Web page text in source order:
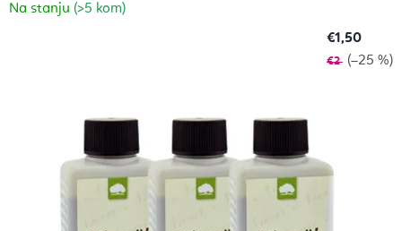
r
Na stanju (>5 kom)
€1,50
€2 (–25 %)